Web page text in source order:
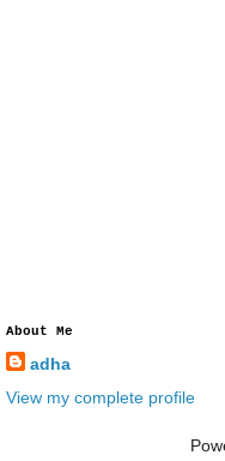
About Me
adha
View my complete profile